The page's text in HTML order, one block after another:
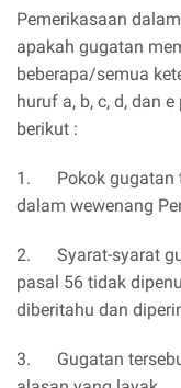
Pemerikasaan
apakah gugatan
beberapa/semua
huruf a, b, c, d, dan
berikut :
1. Pokok gugatan
dalam wewenang
2. Syarat-syarat
pasal 56 tidak
diberitahu dan
3. Gugatan